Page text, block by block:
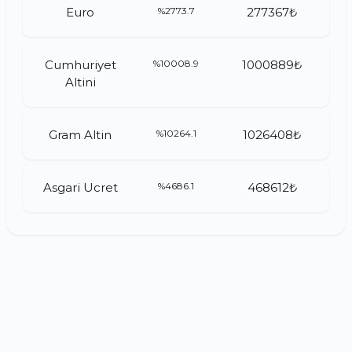
Euro %2773.7 277367₺
Cumhuriyet
Altini
%10008.9 1000889₺
Gram Altin %10264.1 1026408₺
Asgari Ucret %4686.1 468612₺